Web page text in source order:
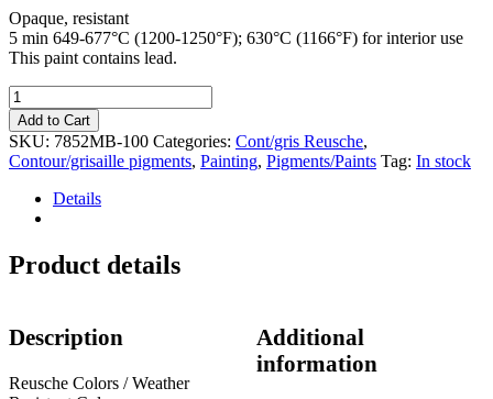
Opaque, resistant
5 min 649-677°C (1200-1250°F); 630°C (1166°F) for interior use
This paint contains lead.
7852MB
Strong
blue,
100
g.
(weather
resistant)
Add to Cart
SKU: 7852MB-100 Categories: Cont/gris Reusche,
Contour/grisaille pigments, Painting, Pigments/Paints Tag: In stock
Details
Product details
Description
Reusche Colors / Weather
Additional
information